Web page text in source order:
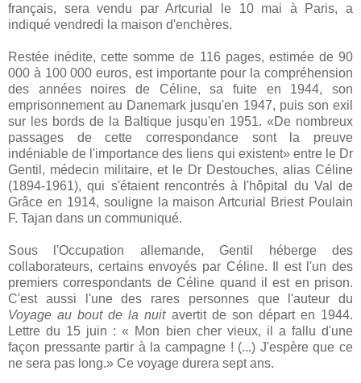
français, sera vendu par Artcurial le 10 mai à Paris, a
indiqué vendredi la maison d'enchères.
Restée inédite, cette somme de 116 pages, estimée de 90
000 à 100 000 euros, est importante pour la compréhension
des années noires de Céline, sa fuite en 1944, son
emprisonnement au Danemark jusqu'en 1947, puis son exil
sur les bords de la Baltique jusqu'en 1951. «De nombreux
passages de cette correspondance sont la preuve
indéniable de l'importance des liens qui existent» entre le Dr
Gentil, médecin militaire, et le Dr Destouches, alias Céline
(1894-1961), qui s'étaient rencontrés à l'hôpital du Val de
Grâce en 1914, souligne la maison Artcurial Briest Poulain
F. Tajan dans un communiqué.
Sous l'Occupation allemande, Gentil héberge des
collaborateurs, certains envoyés par Céline. Il est l'un des
premiers correspondants de Céline quand il est en prison.
C'est aussi l'une des rares personnes que l'auteur du
Voyage au bout de la nuitavertit de son départ en 1944.
Lettre du 15 juin : « Mon bien cher vieux, il a fallu d'une
façon pressante partir à la campagne ! (...) J'espère que ce
ne sera pas long.» Ce voyage durera sept ans.